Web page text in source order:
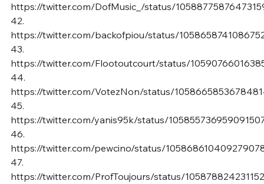
https://twitter.com/DofMusic_/status/
42.
https://twitter.com/backofpiou/status/
43.
https://twitter.com/Flootoutcourt/status/
44.
https://twitter.com/VotezNon/status/
45.
https://twitter.com/yanis95k/status/
46.
https://twitter.com/pewcino/status/
47.
https://twitter.com/ProfToujours/status/